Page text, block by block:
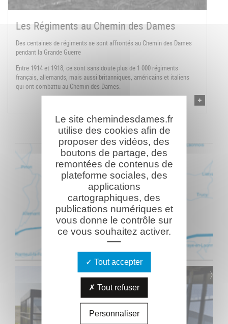
Les Régiments au Chemin des Dames
Des centaines de régiments se sont affrontés au Chemin des Dames
pendant la Grande Guerre
Entre 1914 et 1918, ce sont sans doute plus de 1 000 régiments
français, allemands, mais aussi britanniques, américains et italiens
qui ont combattu au Chemin des Dames.
Le site chemindesdames.fr
utilise des cookies afin de
proposer des vidéos, des
boutons de partage, des
remontées de contenus de
plateforme sociales, des
applications
cartographiques, des
publications numériques et
vous donne le contrôle sur
ce vous souhaitez activer.
Tout accepter
Tout refuser
Personnaliser